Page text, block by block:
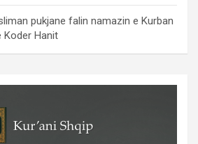
pukjane falin namazin e Kurban
Koder Hanit